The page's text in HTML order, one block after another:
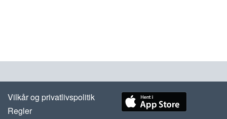
Vilkår og privatlivspolitik
Regler